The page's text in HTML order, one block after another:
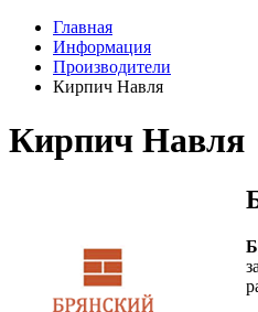
Главная
Информация
Производители
Кирпич Навля
Кирпич Навля